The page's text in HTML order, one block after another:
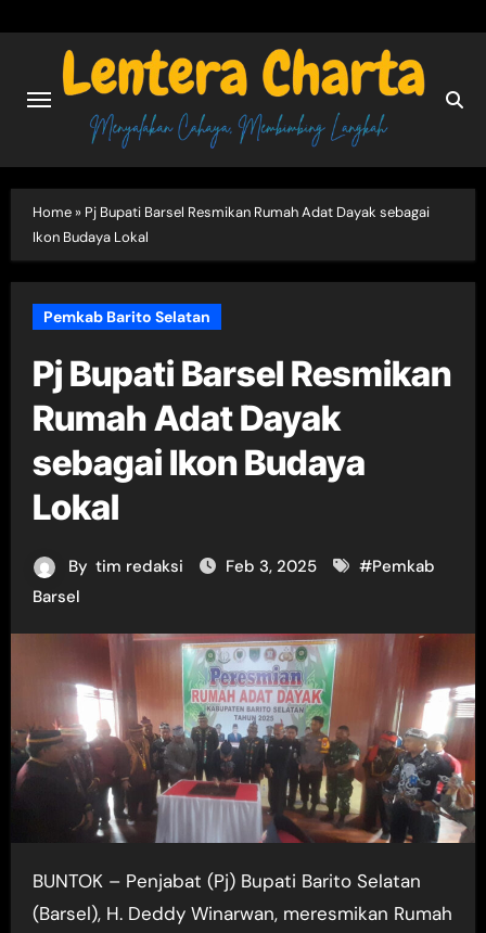
Home» Pj Bupati Barsel Resmikan Rumah Adat Dayak sebagai
Ikon Budaya Lokal
Pemkab Barito Selatan
Pj Bupati Barsel Resmikan
Rumah Adat Dayak
sebagai Ikon Budaya
Lokal
By tim redaksi Feb 3, 2025 #Pemkab
Barsel
BUNTOK – Penjabat (Pj) Bupati Barito Selatan
(Barsel), H. Deddy Winarwan, meresmikan Rumah